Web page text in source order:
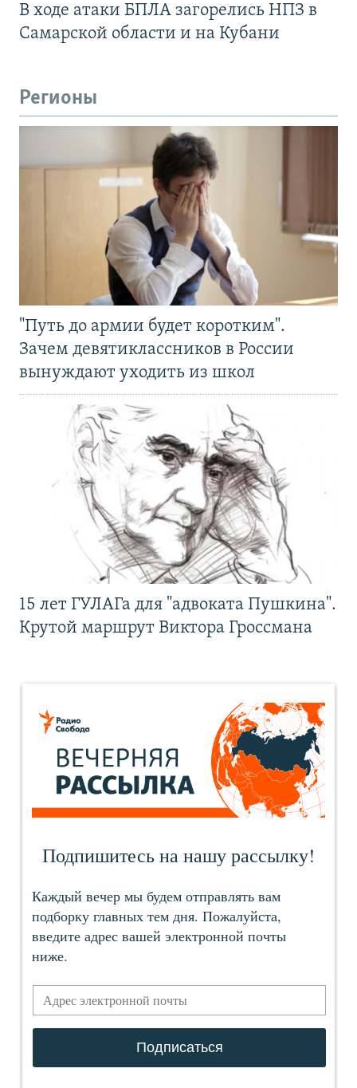
В ходе атаки БПЛА загорелись НПЗ в
Самарской области и на Кубани
Регионы
"Путь до армии будет коротким".
Зачем девятиклассников в России
вынуждают уходить из школ
15 лет ГУЛАГа для "адвоката Пушкина".
Крутой маршрут Виктора Гроссмана